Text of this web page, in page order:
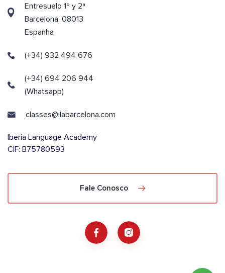
Entresuelo 1º y 2ª
Barcelona, 08013
Espanha
(+34) 932 494 676
(+34) 694 206 944
(Whatsapp)
classes@ilabarcelona.com
Iberia Language Academy
CIF: B75780593
Fale Conosco